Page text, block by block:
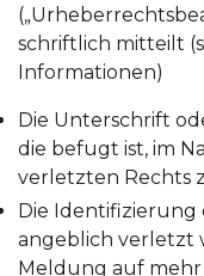
schriftlich mitteilt
Informationen)
Die Unterschrift
die befugt ist, im
verletzten Rechts
Die Identifizierung
angeblich verletzt
Meldung auf mehr